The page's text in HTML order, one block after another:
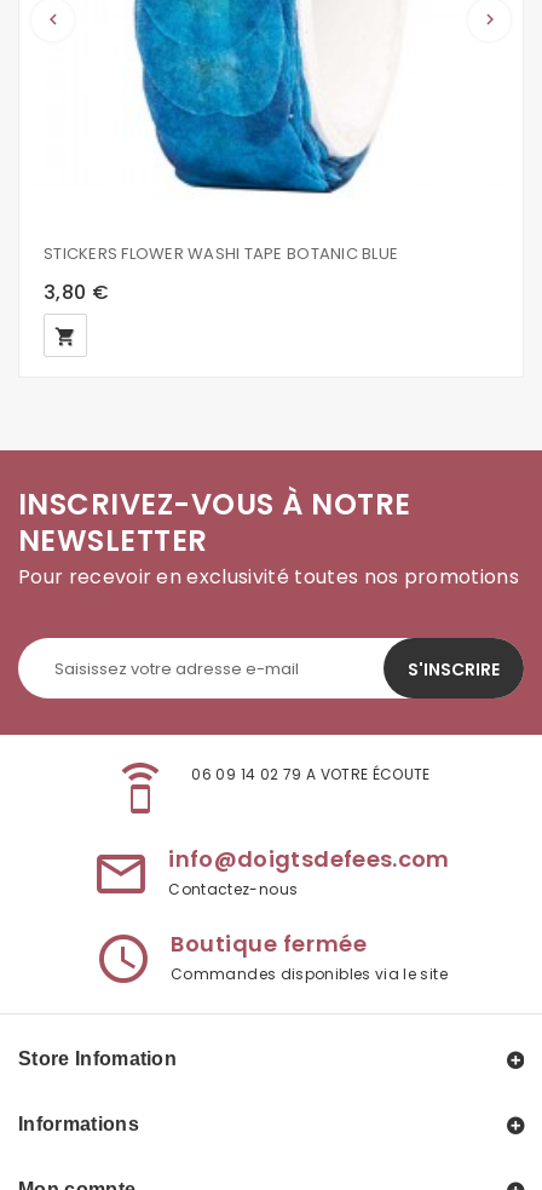
keyboard_arrow_left keyboard_arrow_right
STICKERS FLOWER WASHI TAPE BOTANIC BLUE
3,80 €
local_grocery_store
INSCRIVEZ-VOUS À NOTRE
NEWSLETTER
Pour recevoir en exclusivité toutes nos promotions
S'INSCRIRE
speaker_phone 06 09 14 02 79 A VOTRE ÉCOUTE
mail_outline info@doigtsdefees.com
Contactez-nous
access_time Boutique fermée
Commandes disponibles via le site
Store Infomation
Informations